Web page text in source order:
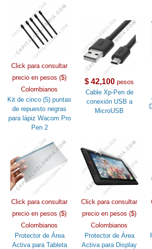
Click para consultar
precio en pesos ($)
Colombianos
Kit de cinco (5) puntas
de repuesto negras
para lápiz Wacom Pro
Pen 2
$ 42,100 pesos
Cable Xp-Pen de
conexión USB a
MicroUSB
Click para consultar
precio en pesos ($)
Colombianos
Protector de Área
Activa para Tableta
Click para consultar
precio en pesos ($)
Colombianos
Protector de Área
Activa para Display